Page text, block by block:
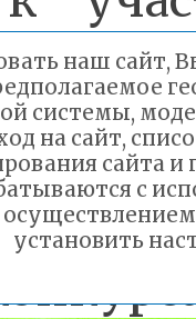
наш сайт,
системы,
на сайт,
сайта и
с
установить